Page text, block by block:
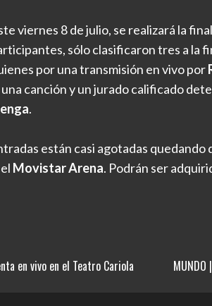
viernes 8 de julio, se realizará la
sólo clasificaron tres a la
por una transmisión en vivo por
canción y un jurado calificado
.
están casi agotadas
Movistar Arena. Podrán ser
en vivo en el Teatro Cariola
MUNDO